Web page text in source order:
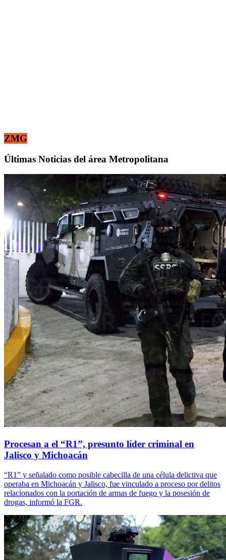
ZMG
Últimas Noticias del área Metropolitana
Procesan a el “R1”, presunto líder criminal en
Jalisco y Michoacán
“R1” y señalado como posible cabecilla de una célula delictiva que
operaba en Michoacán y Jalisco, fue vinculado a proceso por delitos
relacionados con la portación de armas de fuego y la posesión de
drogas, informó la FGR.